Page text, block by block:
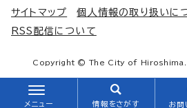
メニュー 情報をさがす お問
サイトマップ 個人情報の取り扱いに
RSS配信について
Copyright © The City of Hiroshima.